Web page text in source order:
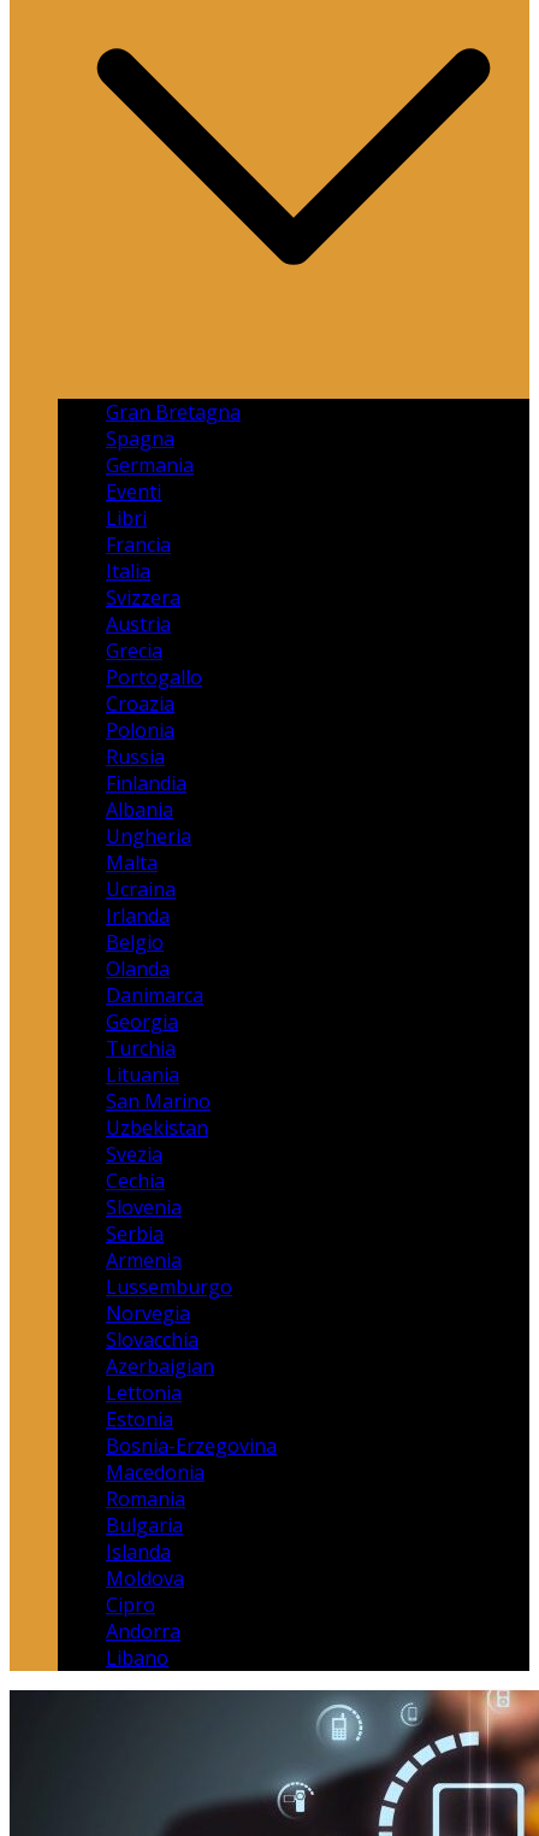
Gran Bretagna
Spagna
Germania
Eventi
Libri
Francia
Italia
Svizzera
Austria
Grecia
Portogallo
Croazia
Polonia
Russia
Finlandia
Albania
Ungheria
Malta
Ucraina
Irlanda
Belgio
Olanda
Danimarca
Georgia
Turchia
Lituania
San Marino
Uzbekistan
Svezia
Cechia
Slovenia
Serbia
Armenia
Lussemburgo
Norvegia
Slovacchia
Azerbaigian
Lettonia
Estonia
Bosnia-Erzegovina
Macedonia
Romania
Bulgaria
Islanda
Moldova
Cipro
Andorra
Libano